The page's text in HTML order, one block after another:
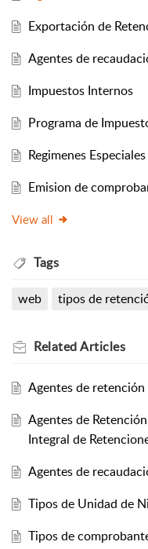
Exportación de
Agentes de
Impuestos Internos
Programa de
Regimenes Especiales
Emision de
View all
Tags
web tipos de
RelatedArticles
Agentes de
Agentes de
Integral de
Agentes de
Tipos de Unidad de
Tipos de